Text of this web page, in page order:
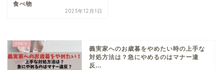
食べ物
2023年12月1日
義実家へのお歳暮をやめたい時の上手な
対処方法は？急にやめるのはマナー違
反...